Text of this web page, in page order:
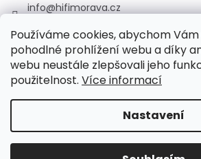
Používáme cookies, abychom
pohodlné prohlížení webu a díky
webu neustále zlepšovali jeho
použitelnost. Více informací
Nastavení
info@hifimorava.cz
+420 722 705 125
+420 774 037 152
HI-FI Morava
Vytvořil Shoptet